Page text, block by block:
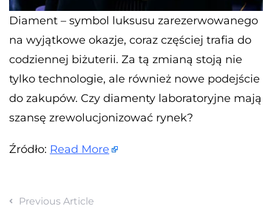
Diament – symbol luksusu zarezerwowanego
na wyjątkowe okazje, coraz częściej trafia do
codziennej biżuterii. Za tą zmianą stoją nie
tylko technologie, ale również nowe podejście
do zakupów. Czy diamenty laboratoryjne mają
szansę zrewolucjonizować rynek?
Źródło: Read More
Previous Article